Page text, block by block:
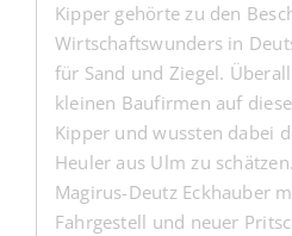
Kipper gehörte zu den
Wirtschaftswunders in
für Sand und Ziegel.
kleinen Baufirmen auf
Kipper und wussten dabei
Heuler aus Ulm zu
Magirus-Deutz Eckhauber
Fahrgestell und neuer